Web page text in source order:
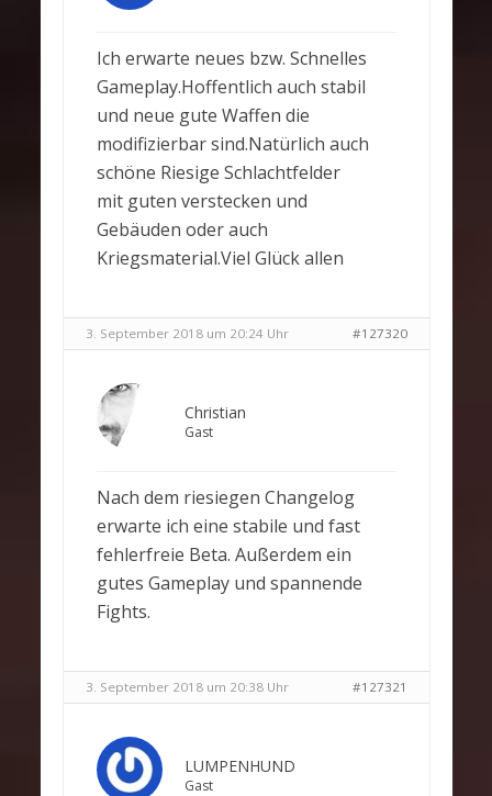
Ich erwarte neues bzw. Schnelles
Gameplay.Hoffentlich auch stabil
und neue gute Waffen die
modifizierbar sind.Natürlich auch
schöne Riesige Schlachtfelder
mit guten verstecken und
Gebäuden oder auch
Kriegsmaterial.Viel Glück allen
3. September 2018 um 20:24 Uhr #127320
Christian
Gast
Nach dem riesiegen Changelog
erwarte ich eine stabile und fast
fehlerfreie Beta. Außerdem ein
gutes Gameplay und spannende
Fights.
3. September 2018 um 20:38 Uhr #127321
LUMPENHUND
Gast